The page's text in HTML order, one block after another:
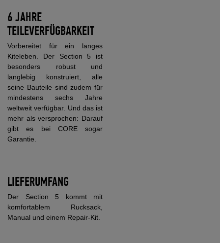
6 JAHRE
TEILEVERFÜGBARKEIT
Vorbereitet für ein langes
Kiteleben. Der Section 5 ist
besonders robust und
langlebig konstruiert, alle
seine Bauteile sind zudem für
mindestens sechs Jahre
weltweit verfügbar. Und das ist
mehr als versprochen: Darauf
gibt es bei CORE sogar
Garantie.
LIEFERUMFANG
Der Section 5 kommt mit
komfortablem Rucksack,
Manual und einem Repair-Kit.